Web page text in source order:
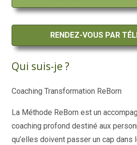
Qui suis-je ?
Coaching Transformation ReBorn
La Méthode ReBorn est un
coaching profond destiné aux
qu’elles doivent passer un cap dans
RENDEZ-VOUS PAR